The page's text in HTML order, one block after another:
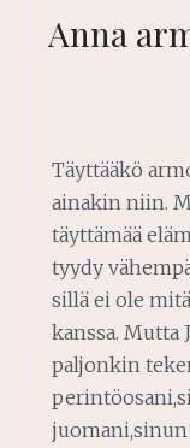
Anna
Täyttääkö
ainakin niin.
täyttämää
tyydy
sillä ei ole
kanssa. Mutta
paljonkin